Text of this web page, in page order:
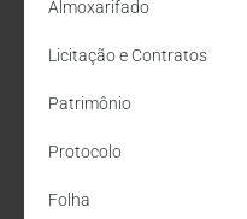
Almoxarifado
Licitação e Contratos
Patrimônio
Protocolo
Folha